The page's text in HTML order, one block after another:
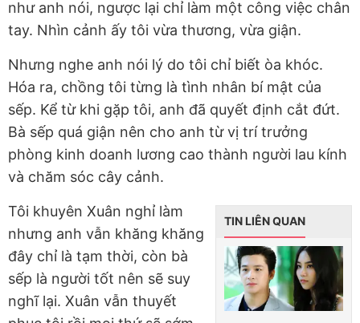
như anh nói, ngược lại chỉ làm một công việc chân
tay. Nhìn cảnh ấy tôi vừa thương, vừa giận.
Nhưng nghe anh nói lý do tôi chỉ biết òa khóc.
Hóa ra, chồng tôi từng là tình nhân bí mật của
sếp. Kể từ khi gặp tôi, anh đã quyết định cắt đứt.
Bà sếp quá giận nên cho anh từ vị trí trưởng
phòng kinh doanh lương cao thành người lau kính
và chăm sóc cây cảnh.
TIN LIÊN QUAN
Tôi khuyên Xuân nghỉ làm
nhưng anh vẫn khăng khăng
đây chỉ là tạm thời, còn bà
sếp là người tốt nên sẽ suy
nghĩ lại. Xuân vẫn thuyết